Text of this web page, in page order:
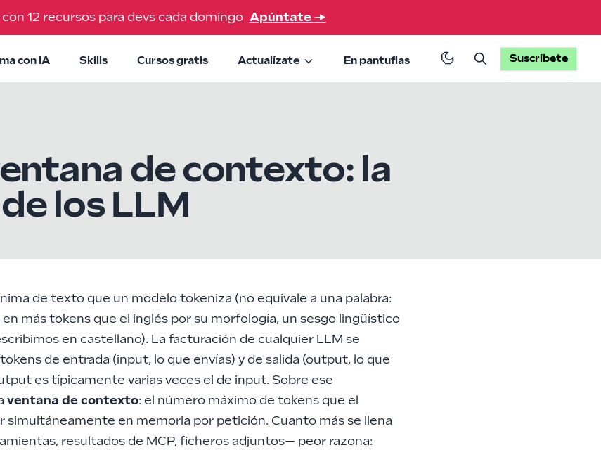
12 recursos para devs cada domingo Apúntate →
con IA Skills Cursos gratis Actualízate En pantuflas Suscríbete
de contexto: la
los LLM
de texto que un modelo tokeniza (no equivale a una palabra:
más tokens que el inglés por su morfología, un sesgo lingüístico
en castellano). La facturación de cualquier LLM se
de entrada (input, lo que envías) y de salida (output, lo que
es típicamente varias veces el de input. Sobre ese
ventana de contexto: el número máximo de tokens que el
simultáneamente en memoria por petición. Cuanto más se llena
resultados de MCP, ficheros adjuntos— peor razona: